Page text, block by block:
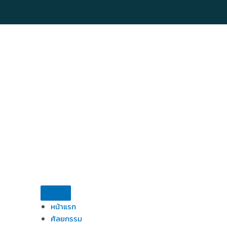
หน้าแรก
ศัลยกรรม